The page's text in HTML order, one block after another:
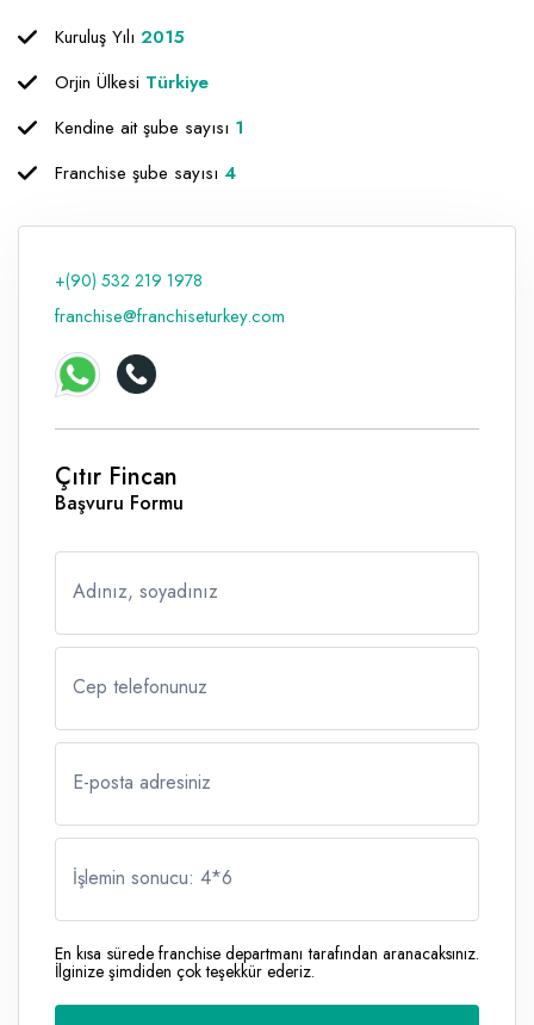
Kuruluş Yılı 2015
Orjin Ülkesi Türkiye
Kendine ait şube sayısı 1
Franchise şube sayısı 4
+(90) 532 219 1978
franchise@franchiseturkey.com
Çıtır Fincan
Başvuru Formu
Adınız, soyadınız
Cep telefonunuz
E-posta adresiniz
İşlemin sonucu: 4*6
En kısa sürede franchise departmanı tarafından aranacaksınız.
İlginize şimdiden çok teşekkür ederiz.